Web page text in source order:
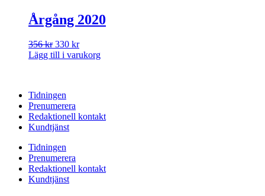
356 kr.330 kr.
Årgång 2020
356kr Det
ursprungliga
330 krDet
nuvarande
Lägg till i varukorg
Tidningen
Prenumerera
Redaktionell kontakt
Kundtjänst
Tidningen
Prenumerera
Redaktionell kontakt
Kundtjänst